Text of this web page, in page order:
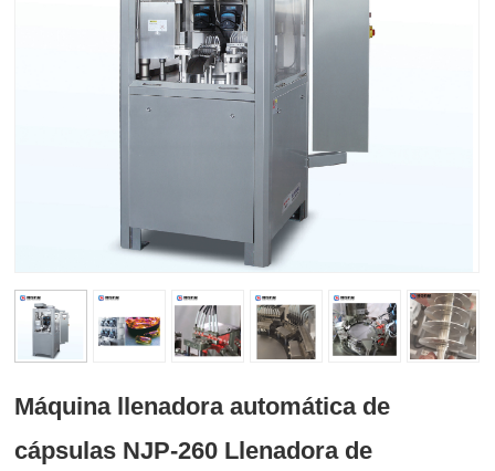
Máquina llenadora automática de
cápsulas NJP-260 Llenadora de